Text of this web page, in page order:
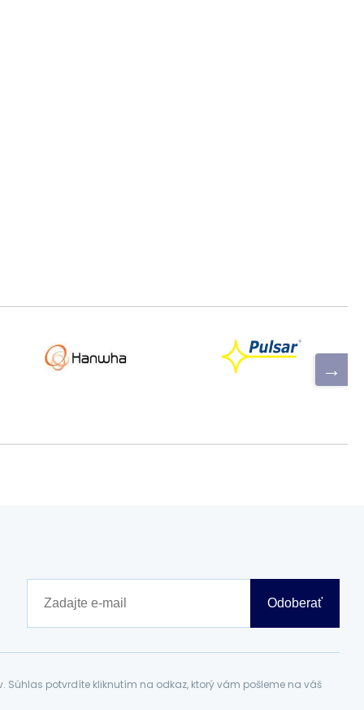
Odoberať
potvrdíte kliknutím na odkaz, ktorý vám pošleme na váš